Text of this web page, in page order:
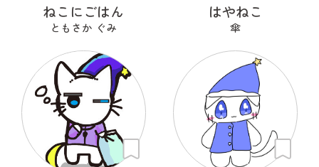
ねこにごはん
ともさか ぐみ
はやねこ
傘